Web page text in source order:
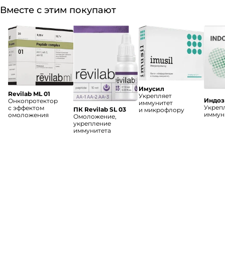
Вместе с этим покупают
Revilab ML 01
Онкопротектор
с эффектом
омоложения
ПК Revilab SL 03
Омоложение,
укрепление
иммунитета
Имусил
Укрепляет
иммунитет
и микрофлору